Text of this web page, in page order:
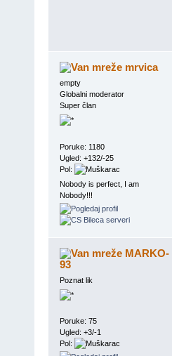
mrvica
empty
Globalni moderator
Super član
Poruke: 1180
Ugled: +132/-25
Pol:
Nobody is perfect, I am
Nobody!!!
MARKO-
93
Poznat lik
Poruke: 75
Ugled: +3/-1
Pol: